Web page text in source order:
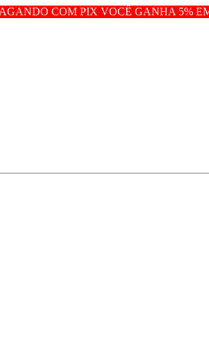
VOCÊ GANHA 5% EM DESCONTO